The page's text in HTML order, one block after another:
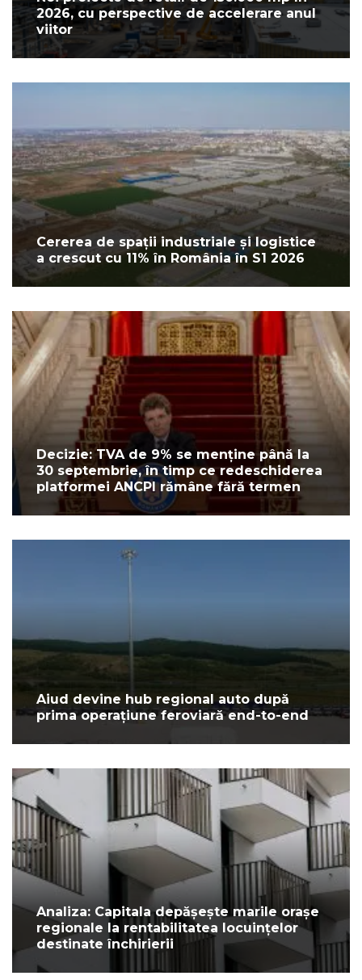
2026, cu perspective de accelerare anul
viitor
Cererea de spații industriale și logistice
a crescut cu 11% în România în S1 2026
Decizie: TVA de 9% se menține până la
30 septembrie, în timp ce redeschiderea
platformei ANCPI rămâne fără termen
Aiud devine hub regional auto după
prima operațiune feroviară end-to-end
Analiza: Capitala depășește marile orașe
regionale la rentabilitatea locuințelor
destinate închirierii